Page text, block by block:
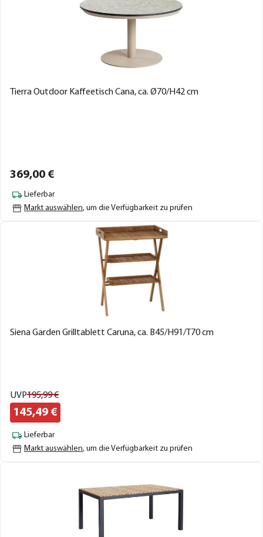
Tierra Outdoor Kaffeetisch Cana, ca. Ø70/H42 cm
369,00 €
Lieferbar
Markt auswählen, um die Verfügbarkeit zu prüfen
Siena Garden Grilltablett Caruna, ca. B45/H91/T70 cm
UVP195,99€
145,49 €
Lieferbar
Markt auswählen, um die Verfügbarkeit zu prüfen